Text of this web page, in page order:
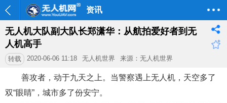
资讯
无人机大队副大队长郑潇华：从航拍爱好者到无
人机高手
转载 2020-06-06 11:18 无人机世界 来源：无人机世界
善攻者，动于九天之上。当警察遇上无人机，天空多了
双“眼睛”，城市多了份安宁。